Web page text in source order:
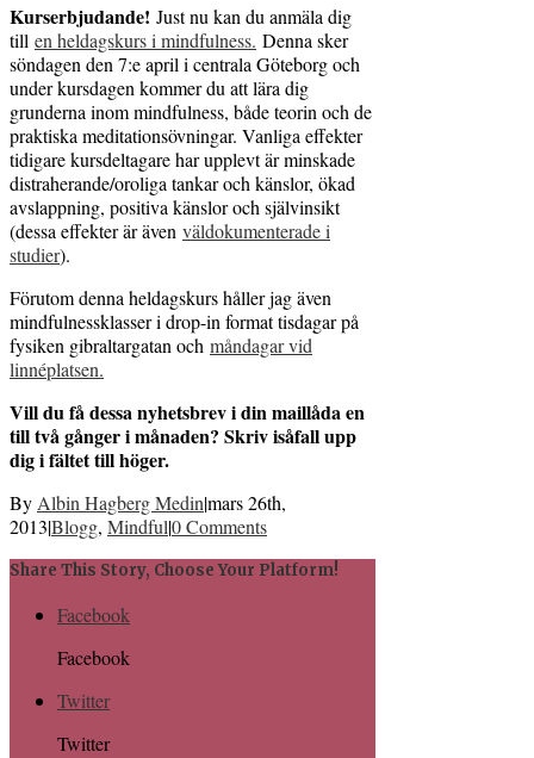
Kurserbjudande! Just nu kan du anmäla dig
till en heldagskurs i mindfulness. Denna sker
söndagen den 7:e april i centrala Göteborg och
under kursdagen kommer du att lära dig
grunderna inom mindfulness, både teorin och de
praktiska meditationsövningar. Vanliga effekter
tidigare kursdeltagare har upplevt är minskade
distraherande/oroliga tankar och känslor, ökad
avslappning, positiva känslor och självinsikt
(dessa effekter är även väldokumenterade i
studier).
Förutom denna heldagskurs håller jag även
mindfulnessklasser i drop-in format tisdagar på
fysiken gibraltargatan och måndagar vid
linnéplatsen.
Vill du få dessa nyhetsbrev i din maillåda en
till två gånger i månaden? Skriv isåfall upp
dig i fältet till höger.
By Albin Hagberg Medin|mars 26th,
2013|Blogg, Mindful|0 Comments
Share This Story, Choose Your Platform!
Facebook
Facebook
Twitter
Twitter